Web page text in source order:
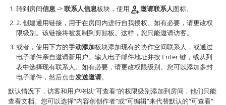
转到房间信息->联系人信息板块，使用 邀请联系人图标。
2. 创建通用链接，用于在房间内进行自我授权。如有必要，请更改权
限级别。该链接将被复制到剪贴板。这样，您只能邀请访客。
或者，使用下方的手动添加板块添加现有的协作空间联系人，或通过
电子邮件亲自邀请新用户。输入电子邮件地址并按 Enter 键，或从列
表中选择现有联系人。如有必要，请更改权限级别。您可以添加多封
电子邮件，然后点击发送邀请。
默认情况下，访客和用户将以“可查看”的权限级别添加到房间，他们只能
查看文档。您可以选择“内容创创作者”或“可编辑”来代替默认的“可查看”